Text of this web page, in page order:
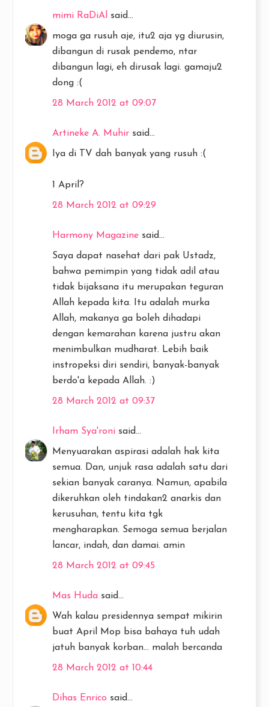
mimi RaDiAl said...
moga ga rusuh aje, itu2 aja yg diurusin,
dibangun di rusak pendemo, ntar
dibangun lagi, eh dirusak lagi. gamaju2
dong :(
28 March 2012 at 09:07
Artineke A. Muhir said...
Iya di TV dah banyak yang rusuh :(
1 April?
28 March 2012 at 09:29
Harmony Magazine said...
Saya dapat nasehat dari pak Ustadz,
bahwa pemimpin yang tidak adil atau
tidak bijaksana itu merupakan teguran
Allah kepada kita. Itu adalah murka
Allah, makanya ga boleh dihadapi
dengan kemarahan karena justru akan
menimbulkan mudharat. Lebih baik
instropeksi diri sendiri, banyak-banyak
berdo'a kepada Allah. :)
28 March 2012 at 09:37
Irham Sya'roni said...
Menyuarakan aspirasi adalah hak kita
semua. Dan, unjuk rasa adalah satu dari
sekian banyak caranya. Namun, apabila
dikeruhkan oleh tindakan2 anarkis dan
kerusuhan, tentu kita tgk
mengharapkan. Semoga semua berjalan
lancar, indah, dan damai. amin
28 March 2012 at 09:45
Mas Huda said...
Wah kalau presidennya sempat mikirin
buat April Mop bisa bahaya tuh udah
jatuh banyak korban... malah bercanda
28 March 2012 at 10:44
Dihas Enrico said...